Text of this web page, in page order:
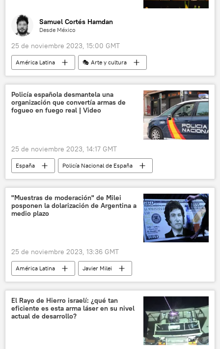
Samuel Cortés Hamdan
Desde México
25 de noviembre 2023, 15:00 GMT
América Latina
🎭 Arte y cultura
México
💬 Opinión y Análisis
Ciudad de México (CDMX)
Universidad Nacional Autónoma de México (UNAM)
literatura
Policía española desmantela una
organización que convertía armas de
fogueo en fuego real | Video
25 de noviembre 2023, 14:17 GMT
España
Policía Nacional de España
seguridad
tráfico de armas
🌍 Europa
criminalidad drogas
"Muestras de moderación" de Milei
posponen la dolarización de Argentina a
medio plazo
25 de noviembre 2023, 13:36 GMT
América Latina
Javier Milei
Argentina
Luis Caputo
💶 Divisas
📈 Mercados y finanzas
peso argentino
dólar
El Rayo de Hierro israelí: ¿qué tan
eficiente es esta arma láser en su nivel
actual de desarrollo?